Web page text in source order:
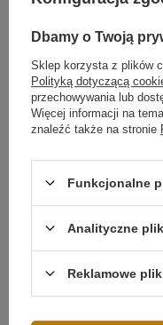
Geometrik, LED Line
KOMPONENTY
LED CELESTIAL
LED ORBIT NO.3
LED ORBIT NO.4
LED ORBIT NO.5
Dbamy o Twoją
Sklep korzysta z plików
Polityką dotyczącą
przechowywania lub
Więcej informacji na
znaleźć także na stronie
Funkcjonalne
Analityczne
Reklamowe